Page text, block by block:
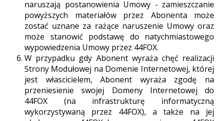
naruszają postanowienia Umowy - zamieszczanie
powyższych materiałów przez Abonenta może
zostać uznane za rażące naruszenie Umowy oraz
może stanowić podstawę do natychmiastowego
wypowiedzenia Umowy przez 44FOX.
W przypadku gdy Abonent wyraża chęć realizacji
Strony Modułowej na Domenie Internetowej, której
jest włascicielem, Abonent wyraża zgodę na
przeniesienie swojej Domeny Internetowej do
44FOX (na infrastrukturę informatyczną
wykorzystywaną przez 44FOX), a także na jej